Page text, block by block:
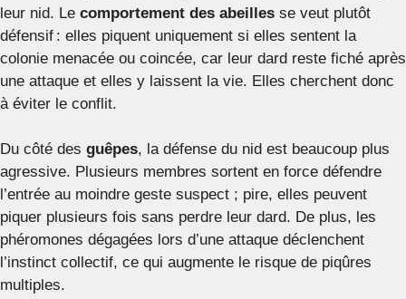
leur nid. Le comportement des abeilles se veut plutôt
défensif : elles piquent uniquement si elles sentent la
colonie menacée ou coincée, car leur dard reste fiché après
une attaque et elles y laissent la vie. Elles cherchent donc
à éviter le conflit.
Du côté des guêpes, la défense du nid est beaucoup plus
agressive. Plusieurs membres sortent en force défendre
l’entrée au moindre geste suspect ; pire, elles peuvent
piquer plusieurs fois sans perdre leur dard. De plus, les
phéromones dégagées lors d’une attaque déclenchent
l’instinct collectif, ce qui augmente le risque de piqûres
multiples.